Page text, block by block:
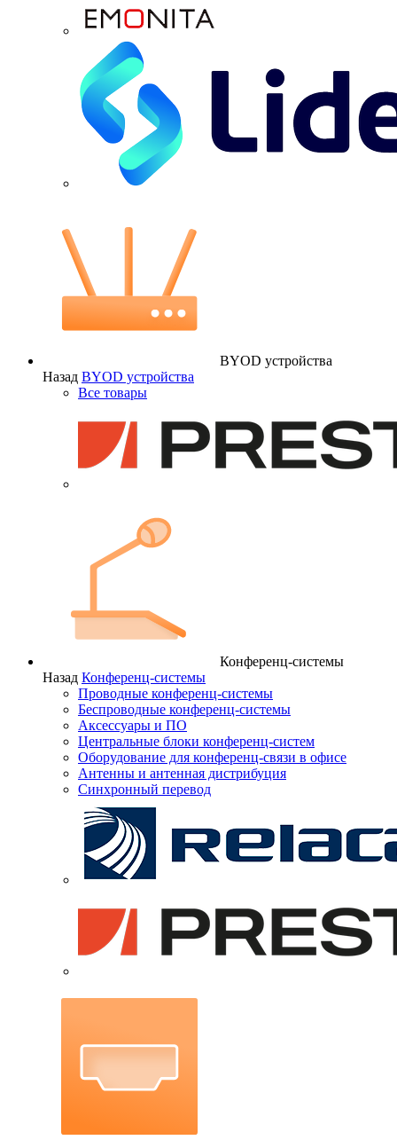
BYOD устройства
Назад BYOD устройства
Все товары
Конференц-системы
Назад Конференц-системы
Проводные конференц-системы
Беспроводные конференц-системы
Аксессуары и ПО
Центральные блоки конференц-систем
Оборудование для конференц-связи в офисе
Антенны и антенная дистрибуция
Синхронный перевод